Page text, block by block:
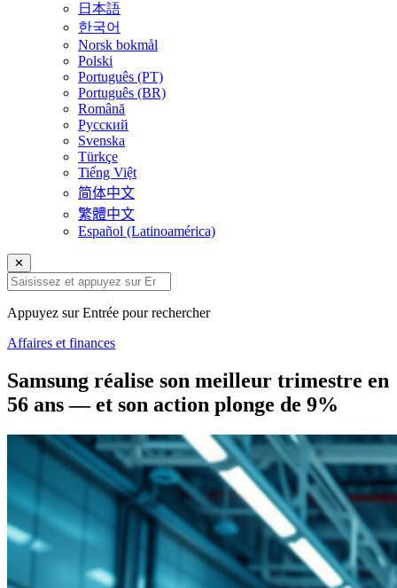
日本語
한국어
Norsk bokmål
Polski
Português (PT)
Português (BR)
Română
Русский
Svenska
Türkçe
Tiếng Việt
简体中文
繁體中文
Español (Latinoamérica)
✕
Appuyez sur Entrée pour rechercher
Affaires et finances
Samsung réalise son meilleur trimestre en
56 ans — et son action plonge de 9%